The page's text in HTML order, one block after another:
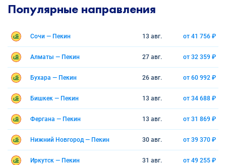
Популярные направления
Сочи — Пекин 13 авг. от 41 756 ₽
Алматы — Пекин 27 авг. от 32 359 ₽
Бухара — Пекин 26 авг. от 60 992 ₽
Бишкек — Пекин 13 авг. от 34 688 ₽
Фергана — Пекин 13 авг. от 31 869 ₽
Нижний Новгород — Пекин 30 авг. от 39 370 ₽
Иркутск — Пекин 31 авг. от 49 255 ₽